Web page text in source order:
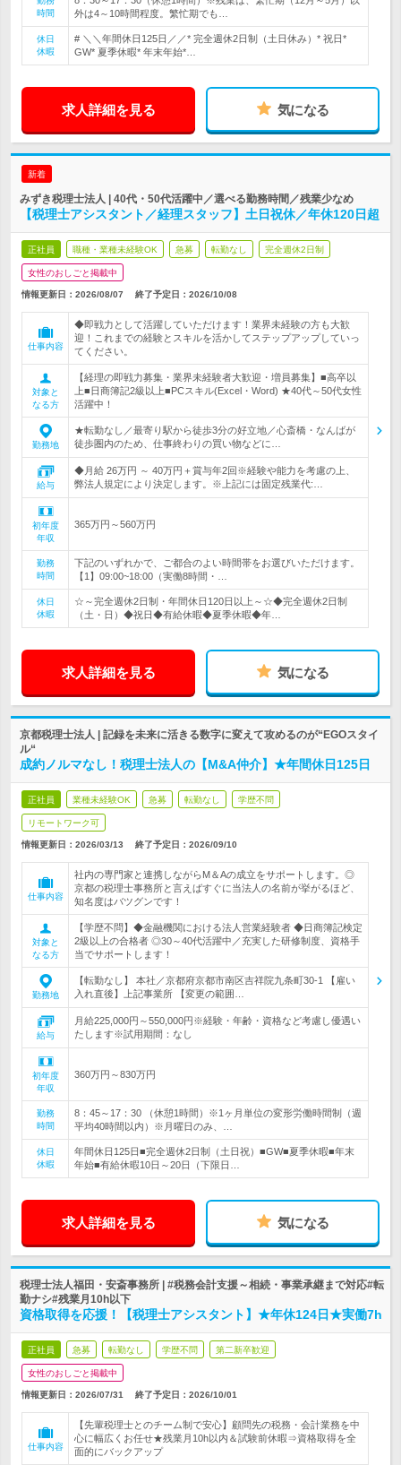
時間
外は4～10時間程度。繁忙期でも…
休日
休暇
# ＼＼年間休日125日／／* 完全週休2日制（土日休み）* 祝日*
GW* 夏季休暇* 年末年始*…
求人詳細を見る 気になる
新着
みずき税理士法人 | 40代・50代活躍中／選べる勤務時間／残業少なめ
【税理士アシスタント／経理スタッフ】土日祝休／年休120日超
正社員 職種・業種未経験OK 急募 転勤なし 完全週休2日制
女性のおしごと掲載中
情報更新日：2026/08/07 終了予定日： 2026/10/08
仕事内容
◆即戦力として活躍していただけます！業界未経験の方も大歓
迎！これまでの経験とスキルを活かしてステップアップしていっ
てください。
対象と
なる方
【経理の即戦力募集・業界未経験者大歓迎・増員募集】■高卒以
上■日商簿記2級以上■PCスキル(Excel・Word) ★40代～50代女性
活躍中！
勤務地
★転勤なし／最寄り駅から徒歩3分の好立地／心斎橋・なんばが
徒歩圏内のため、仕事終わりの買い物などに…
給与
◆月給 26万円 ～ 40万円＋賞与年2回※経験や能力を考慮の上、
弊法人規定により決定します。※上記には固定残業代:…
初年度
年収
365万円～560万円
勤務
時間
下記のいずれかで、ご都合のよい時間帯をお選びいただけます。
【1】09:00~18:00（実働8時間・…
休日
休暇
☆～完全週休2日制・年間休日120日以上～☆◆完全週休2日制
（土・日）◆祝日◆有給休暇◆夏季休暇◆年…
求人詳細を見る 気になる
京都税理士法人 | 記録を未来に活きる数字に変えて攻めるのが“EGOスタイ
ル“
成約ノルマなし！税理士法人の【M&A仲介】★年間休日125日
正社員 業種未経験OK 急募 転勤なし 学歴不問
リモートワーク可
情報更新日：2026/03/13 終了予定日： 2026/09/10
仕事内容
社内の専門家と連携しながらM＆Aの成立をサポートします。◎
京都の税理士事務所と言えばすぐに当法人の名前が挙がるほど、
知名度はバツグンです！
対象と
なる方
【学歴不問】◆金融機関における法人営業経験者 ◆日商簿記検定
2級以上の合格者 ◎30～40代活躍中／充実した研修制度、資格手
当でサポートします！
勤務地
【転勤なし】 本社／京都府京都市南区吉祥院九条町30-1 【雇い
入れ直後】上記事業所 【変更の範囲…
給与
月給225,000円～550,000円※経験・年齢・資格など考慮し優遇い
たします※試用期間：なし
初年度
年収
360万円～830万円
勤務
時間
8：45～17：30 （休憩1時間）※1ヶ月単位の変形労働時間制（週
平均40時間以内）※月曜日のみ、…
休日
休暇
年間休日125日■完全週休2日制（土日祝）■GW■夏季休暇■年末
年始■有給休暇10日～20日（下限日…
求人詳細を見る 気になる
税理士法人福田・安斎事務所 | #税務会計支援～相続・事業承継まで対応#転
勤ナシ#残業月10h以下
資格取得を応援！【税理士アシスタント】★年休124日★実働7h
正社員 急募 転勤なし 学歴不問 第二新卒歓迎
女性のおしごと掲載中
情報更新日：2026/07/31 終了予定日： 2026/10/01
仕事内容
【先輩税理士とのチーム制で安心】顧問先の税務・会計業務を中
心に幅広くお任せ★残業月10h以内＆試験前休暇⇒資格取得を全
面的にバックアップ